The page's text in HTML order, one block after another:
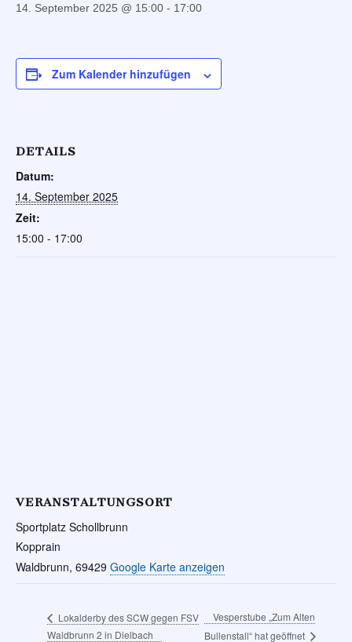
14. September 2025 @ 15:00 - 17:00
Zum Kalender hinzufügen
DETAILS
Datum:
14. September 2025
Zeit:
15:00 - 17:00
VERANSTALTUNGSORT
Sportplatz Schollbrunn
Kopprain
Waldbrunn, 69429 Google Karte anzeigen
Lokalderby des SCW gegen FSV
Waldbrunn 2 in Dielbach
Vesperstube „Zum Alten
Bullenstall“ hat geöffnet